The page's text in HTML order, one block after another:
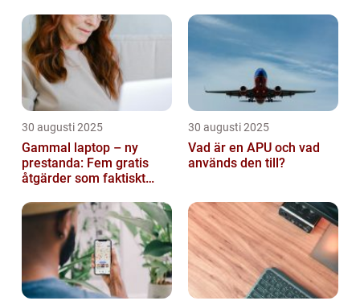
30 augusti 2025
Gammal laptop – ny
prestanda: Fem gratis
åtgärder som faktiskt
30 augusti 2025
Vad är en APU och vad
används den till?